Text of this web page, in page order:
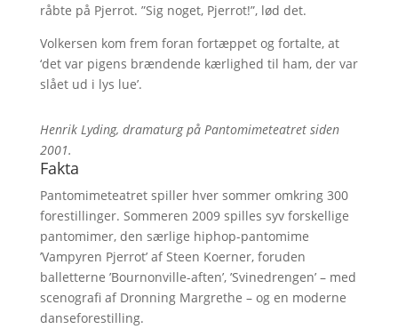
råbte på Pjerrot. ”Sig noget, Pjerrot!”, lød det.
Volkersen kom frem foran fortæppet og fortalte, at
‘det var pigens brændende kærlighed til ham, der var
slået ud i lys lue’.
Henrik Lyding, dramaturg på Pantomimeteatret siden
2001.
Fakta
Pantomimeteatret spiller hver sommer omkring 300
forestillinger. Sommeren 2009 spilles syv forskellige
pantomimer, den særlige hiphop-pantomime
’Vampyren Pjerrot’ af Steen Koerner, foruden
balletterne ’Bournonville-aften’, ’Svinedrengen’ – med
scenografi af Dronning Margrethe – og en moderne
danseforestilling.